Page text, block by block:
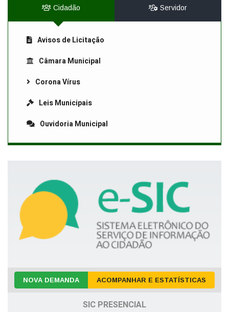
Cidadão Servidor
Avisos de Licitação
Câmara Municipal
Corona Vírus
Leis Municipais
Ouvidoria Municipal
NOVA DEMANDA ACOMPANHAR E ESTATÍSTICAS
SIC PRESENCIAL